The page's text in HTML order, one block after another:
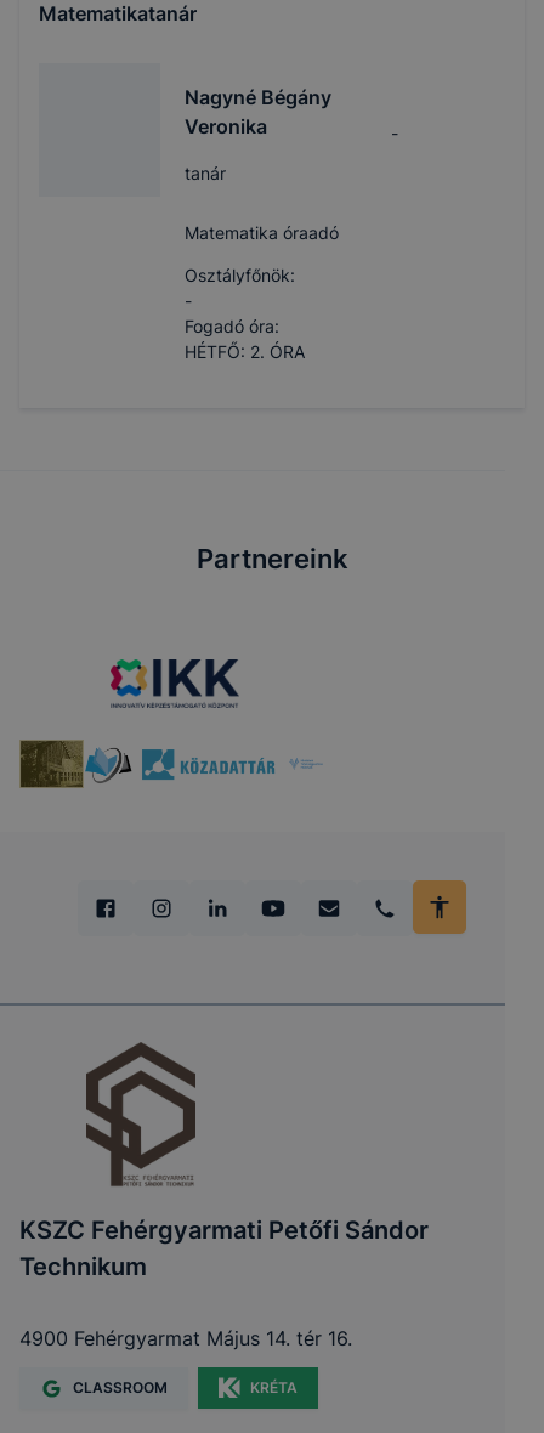
Matematikatanár
Nagyné Bégány
Veronika
tanár
Matematika óraadó
-
Osztályfőnök:
-
Fogadó óra:
HÉTFŐ: 2. ÓRA
Partnereink
KSZC Fehérgyarmati Petőfi Sándor
Technikum
4900 Fehérgyarmat Május 14. tér 16.
CLASSROOM KRÉTA